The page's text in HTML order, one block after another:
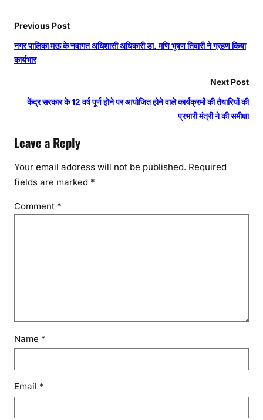
Previous Post
नगर पालिका मऊ के नवागत अधिशासी अधिकारी डा. मणि भूषण तिवारी ने ग्रहण किया
कार्यभार
Next Post
केंद्र सरकार के 12 वर्ष पूर्ण होने पर आयोजित होने वाले कार्यक्रमों की तैयारियों की
प्रभारी मंत्री ने की समीक्षा
Leave a Reply
Your email address will not be published. Required
fields are marked *
Comment *
Name *
Email *